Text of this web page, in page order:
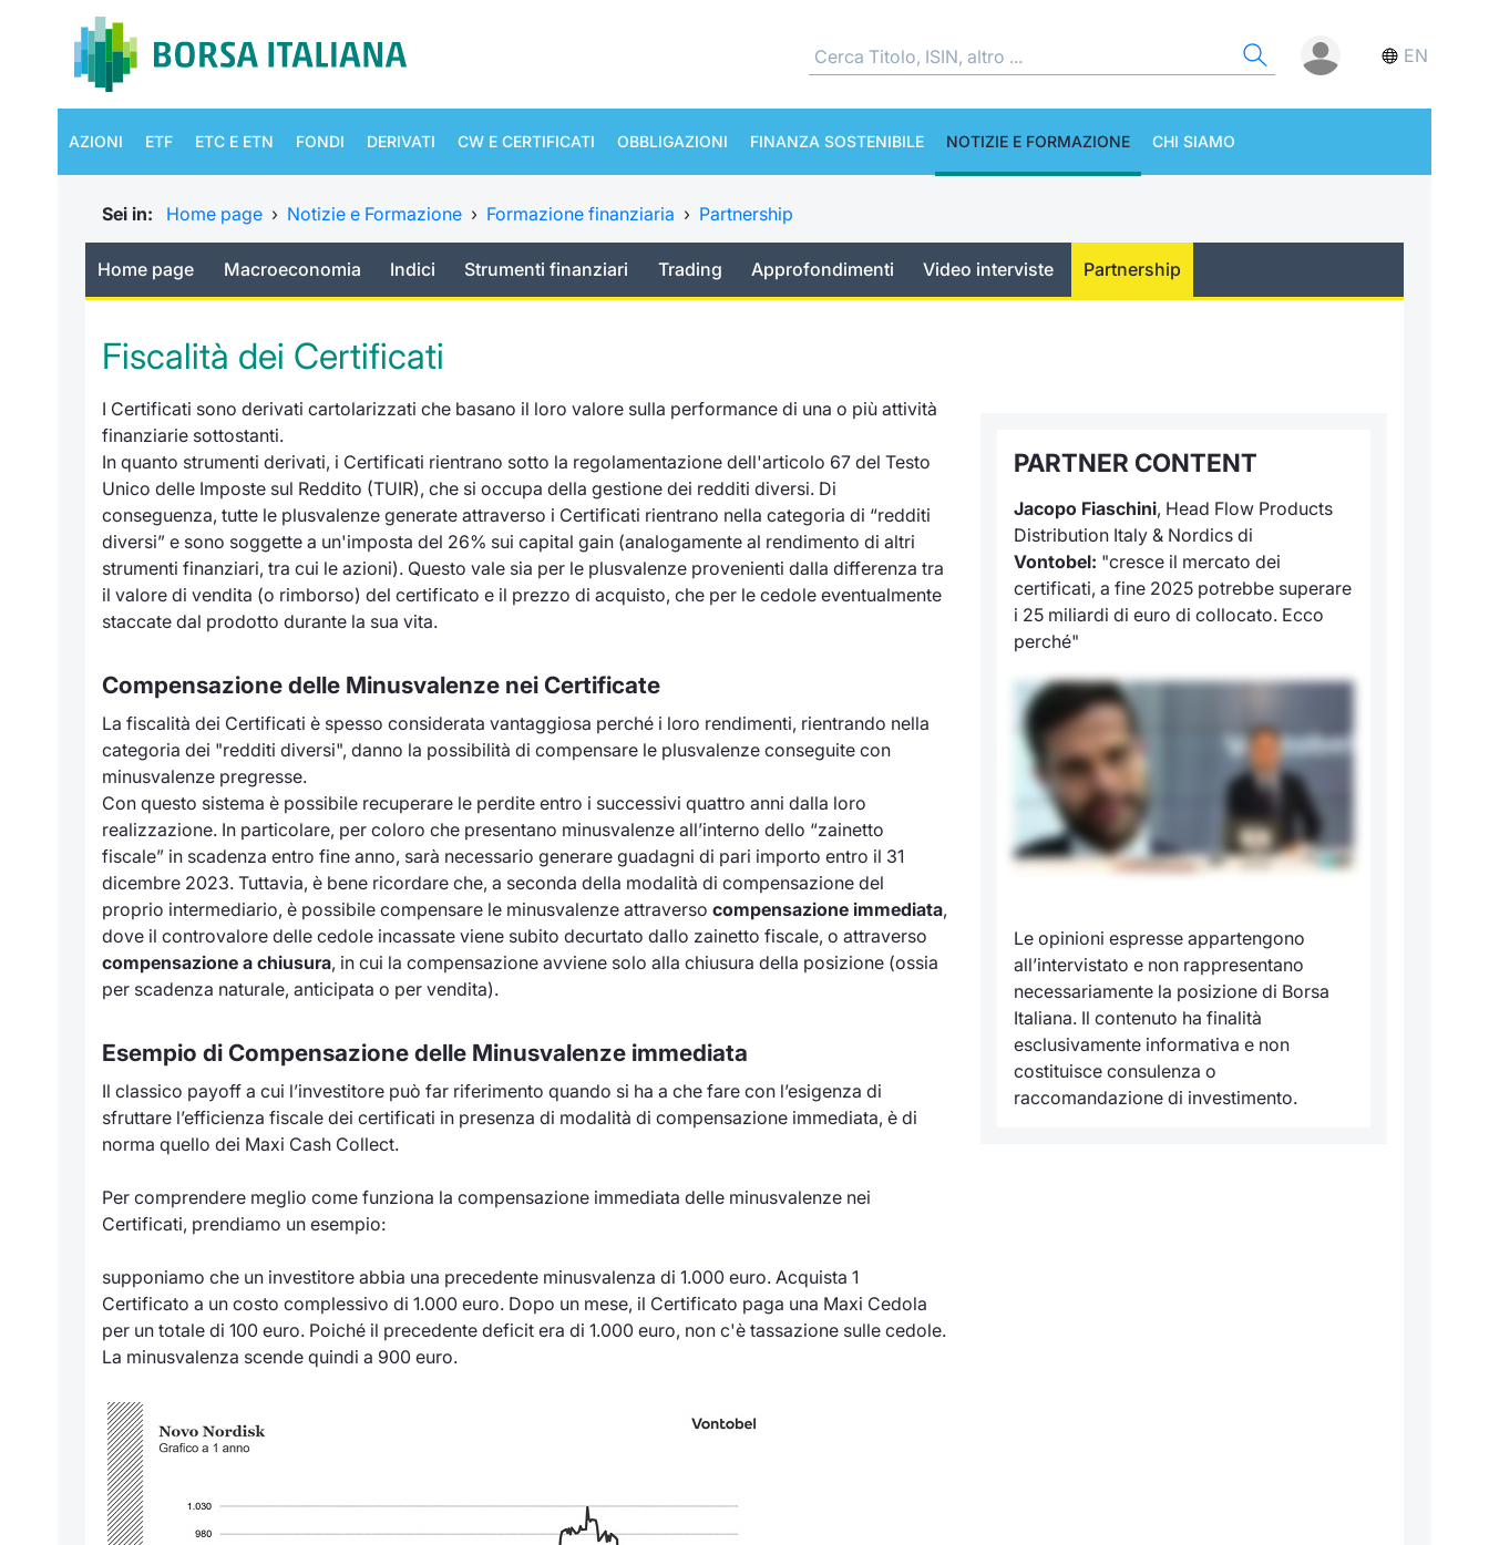
EN
AZIONI ETF ETC E ETN FONDI DERIVATI CW E CERTIFICATI OBBLIGAZIONI FINANZA SOSTENIBILE NOTIZIE E FORMAZIONE CHI SIAMO
Sei in: Home page › Notizie e Formazione › Formazione finanziaria › Partnership
Home page Macroeconomia Indici Strumenti finanziari Trading Approfondimenti Video interviste Partnership
Fiscalità dei Certificati
I Certificati sono derivati cartolarizzati che basano il loro valore sulla performance di una o più attività
finanziarie sottostanti.
In quanto strumenti derivati, i Certificati rientrano sotto la regolamentazione dell'articolo 67 del Testo
Unico delle Imposte sul Reddito (TUIR), che si occupa della gestione dei redditi diversi. Di
conseguenza, tutte le plusvalenze generate attraverso i Certificati rientrano nella categoria di “redditi
diversi” e sono soggette a un'imposta del 26% sui capital gain (analogamente al rendimento di altri
strumenti finanziari, tra cui le azioni). Questo vale sia per le plusvalenze provenienti dalla differenza tra
il valore di vendita (o rimborso) del certificato e il prezzo di acquisto, che per le cedole eventualmente
staccate dal prodotto durante la sua vita.
Compensazione delle Minusvalenze nei Certificate
La fiscalità dei Certificati è spesso considerata vantaggiosa perché i loro rendimenti, rientrando nella
categoria dei "redditi diversi", danno la possibilità di compensare le plusvalenze conseguite con
minusvalenze pregresse.
Con questo sistema è possibile recuperare le perdite entro i successivi quattro anni dalla loro
realizzazione. In particolare, per coloro che presentano minusvalenze all’interno dello “zainetto
fiscale” in scadenza entro fine anno, sarà necessario generare guadagni di pari importo entro il 31
dicembre 2023. Tuttavia, è bene ricordare che, a seconda della modalità di compensazione del
proprio intermediario, è possibile compensare le minusvalenze attraverso compensazione immediata,
dove il controvalore delle cedole incassate viene subito decurtato dallo zainetto fiscale, o attraverso
compensazione a chiusura, in cui la compensazione avviene solo alla chiusura della posizione (ossia
per scadenza naturale, anticipata o per vendita).
Esempio di Compensazione delle Minusvalenze immediata
Il classico payoff a cui l’investitore può far riferimento quando si ha a che fare con l’esigenza di
sfruttare l’efficienza fiscale dei certificati in presenza di modalità di compensazione immediata, è di
norma quello dei Maxi Cash Collect.
Per comprendere meglio come funziona la compensazione immediata delle minusvalenze nei
Certificati, prendiamo un esempio:
supponiamo che un investitore abbia una precedente minusvalenza di 1.000 euro. Acquista 1
Certificato a un costo complessivo di 1.000 euro. Dopo un mese, il Certificato paga una Maxi Cedola
per un totale di 100 euro. Poiché il precedente deficit era di 1.000 euro, non c'è tassazione sulle cedole.
La minusvalenza scende quindi a 900 euro.
PARTNER CONTENT
Jacopo Fiaschini, Head Flow Products
Distribution Italy & Nordics di
Vontobel: "cresce il mercato dei
certificati, a fine 2025 potrebbe superare
i 25 miliardi di euro di collocato. Ecco
perché"
Le opinioni espresse appartengono
all’intervistato e non rappresentano
necessariamente la posizione di Borsa
Italiana. Il contenuto ha finalità
esclusivamente informativa e non
costituisce consulenza o
raccomandazione di investimento.